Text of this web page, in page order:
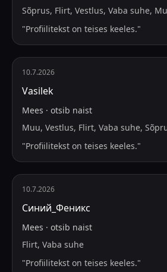
Sõprus, Flirt, Vestlus, Vaba suhe,
"Profiilitekst on teises keeles."
10.7.2026
Vasilek
Mees · otsib naist
Muu, Vestlus, Flirt, Vaba suhe,
"Profiilitekst on teises keeles."
10.7.2026
Синий_Феникс
Mees · otsib naist
Flirt, Vaba suhe
"Profiilitekst on teises keeles."